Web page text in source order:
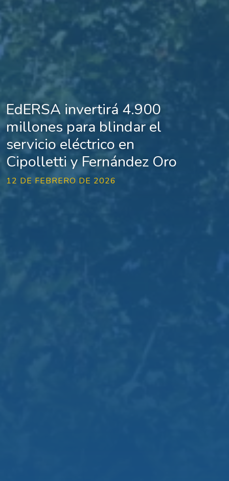
EdERSA invertirá 4.900
millones para blindar el
servicio eléctrico en
Cipolletti y Fernández Oro
12 DE FEBRERO DE 2026